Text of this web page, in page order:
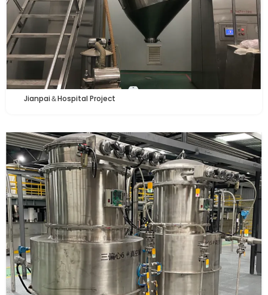
Jianpai＆Hospital Project